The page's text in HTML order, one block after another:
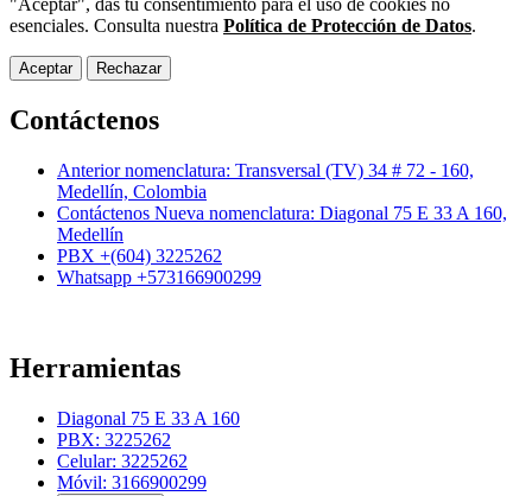
"Aceptar", das tu consentimiento para el uso de cookies no
esenciales. Consulta nuestra Política de Protección de Datos.
Aceptar Rechazar
Contáctenos
Anterior nomenclatura: Transversal (TV) 34 # 72 - 160,
Medellín, Colombia
Contáctenos Nueva nomenclatura: Diagonal 75 E 33 A 160,
Medellín
PBX +(604) 3225262
Whatsapp +573166900299
Herramientas
Diagonal 75 E 33 A 160
PBX: 3225262
Celular: 3225262
Móvil: 3166900299